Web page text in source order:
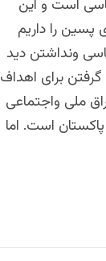
است و این
پسین را داریم
ونداشتن دید
برای اهداف
ملی واجتماعی
است. اما